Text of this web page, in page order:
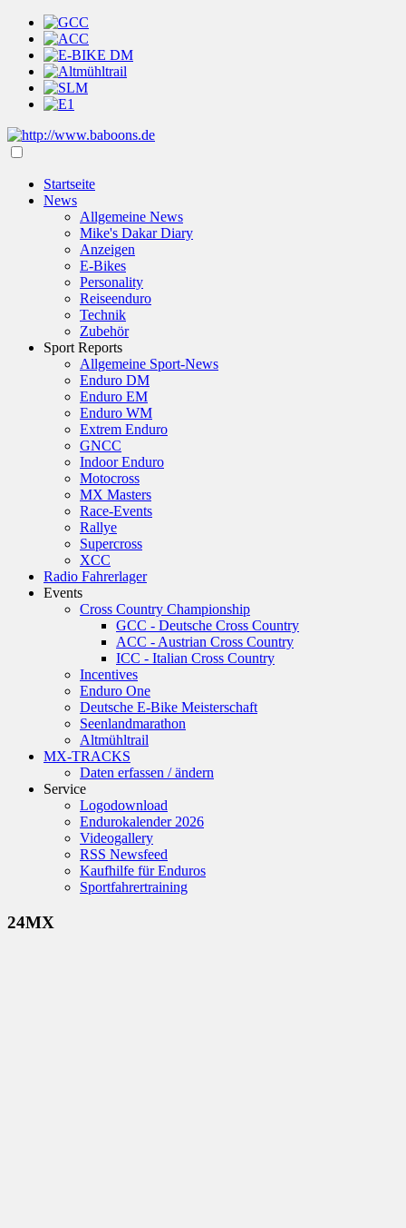
Startseite
News
Allgemeine News
Mike's Dakar Diary
Anzeigen
E-Bikes
Personality
Reiseenduro
Technik
Zubehör
Sport Reports
Allgemeine Sport-News
Enduro DM
Enduro EM
Enduro WM
Extrem Enduro
GNCC
Indoor Enduro
Motocross
MX Masters
Race-Events
Rallye
Supercross
XCC
Radio Fahrerlager
Events
Cross Country Championship
GCC - Deutsche Cross Country
ACC - Austrian Cross Country
ICC - Italian Cross Country
Incentives
Enduro One
Deutsche E-Bike Meisterschaft
Seenlandmarathon
Altmühltrail
MX-TRACKS
Daten erfassen / ändern
Service
Logodownload
Endurokalender 2026
Videogallery
RSS Newsfeed
Kaufhilfe für Enduros
Sportfahrertraining
24MX